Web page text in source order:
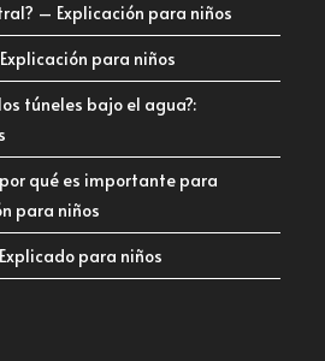
– Explicación para niños
para niños
túneles bajo el agua?:
qué es importante para
para niños
para niños